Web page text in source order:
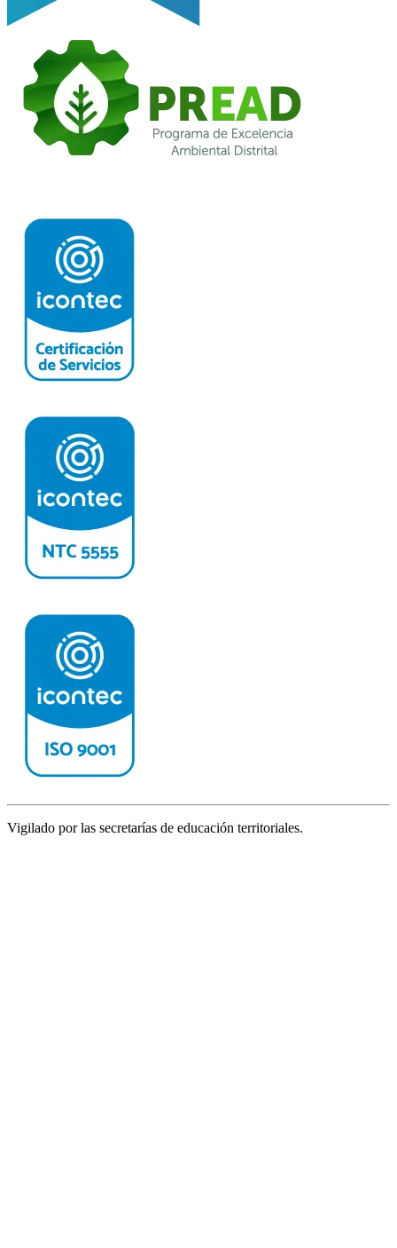
Vigilado por las secretarías de educación territoriales.